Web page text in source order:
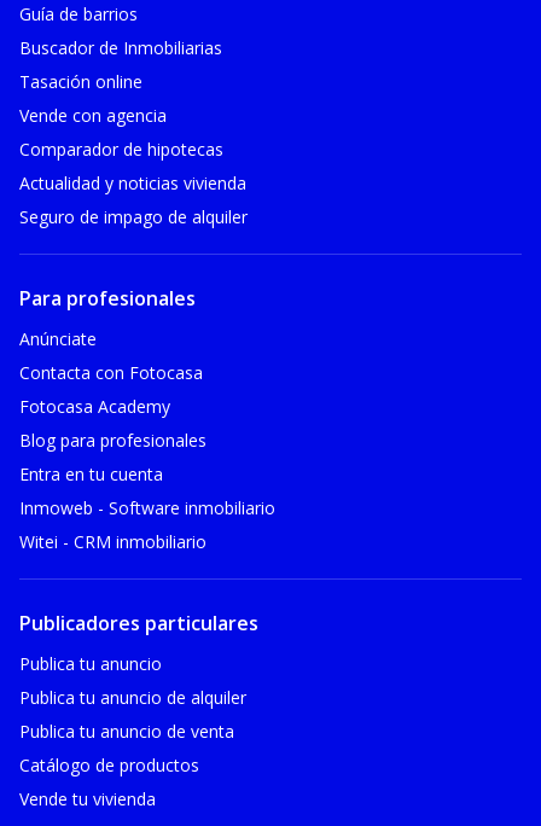
Guía de barrios
Buscador de Inmobiliarias
Tasación online
Vende con agencia
Comparador de hipotecas
Actualidad y noticias vivienda
Seguro de impago de alquiler
Para profesionales
Anúnciate
Contacta con Fotocasa
Fotocasa Academy
Blog para profesionales
Entra en tu cuenta
Inmoweb - Software inmobiliario
Witei - CRM inmobiliario
Publicadores particulares
Publica tu anuncio
Publica tu anuncio de alquiler
Publica tu anuncio de venta
Catálogo de productos
Vende tu vivienda